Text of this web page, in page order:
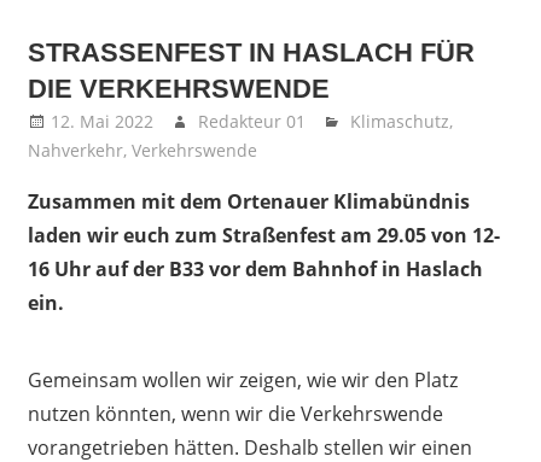
STRASSENFEST IN HASLACH FÜR D
IE VERKEHRSWENDE
12. Mai 2022 Redakteur 01 Klimaschutz,
Nahverkehr, Verkehrswende
Zusammen mit dem Ortenauer Klimabündnis
laden wir euch zum Straßenfest am 29.05 von 12-
16 Uhr auf der B33 vor dem Bahnhof in Haslach
ein.
Gemeinsam wollen wir zeigen, wie wir den Platz
nutzen könnten, wenn wir die Verkehrswende
vorangetrieben hätten. Deshalb stellen wir einen